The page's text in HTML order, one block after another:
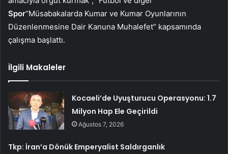
Spor“Müsabakalarda Kumar ve Kumar Oyunlarının
Düzenlenmesine Dair Kanuna Muhalefet” kapsamında
çalışma başlattı.
İlgili Makaleler
Kocaeli’de Uyuşturucu Operasyonu: 1.7
Milyon Hap Ele Geçirildi
Ağustos 7, 2026
Tkp: İran’a Dönük Emperyalist Saldırganlık